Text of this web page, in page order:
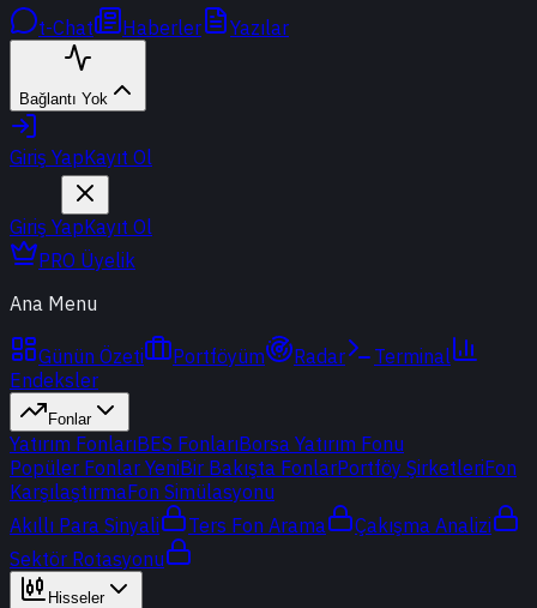
t-Chat Haberler Yazılar
Bağlantı Yok
Giriş YapKayıt Ol
Giriş YapKayıt Ol
PRO Üyelik
Ana Menu
Günün Özeti Portföyüm Radar
Terminal
Endeksler
Fonlar
Yatırım FonlarıBES FonlarıBorsa Yatırım Fonu
Popüler Fonlar YeniBir Bakışta FonlarPortföy ŞirketleriFon
KarşılaştırmaFon Simülasyonu
Akıllı Para Sinyali
Ters Fon Arama
Çakışma Analizi
Sektör Rotasyonu
Hisseler